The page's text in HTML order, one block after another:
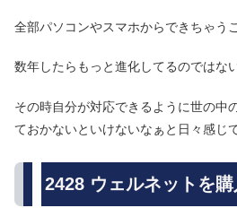
全部パソコンやスマホからできちゃう
数年したらもっと進化してるのではな
その時自分が対応できるように世の中
ておかないといけないなぁと日々感じ
2428 ウェルネットを